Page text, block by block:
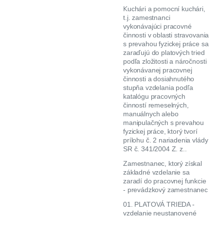
Kuchári a pomocní kuchári,
t.j. zamestnanci
vykonávajúci pracovné
činnosti v oblasti stravovania
s prevahou fyzickej práce sa
zaraďujú do platových tried
podľa zložitosti a náročnosti
vykonávanej pracovnej
činnosti a dosiahnutého
stupňa vzdelania podľa
katalógu pracovných
činností remeselných,
manuálnych alebo
manipulačných s prevahou
fyzickej práce, ktorý tvorí
prílohu č. 2 nariadenia vlády
SR č. 341/2004 Z. z..
Zamestnanec, ktorý získal
základné vzdelanie sa
zaradí do pracovnej funkcie
- prevádzkový zamestnanec
01. PLATOVÁ TRIEDA -
vzdelanie neustanovené